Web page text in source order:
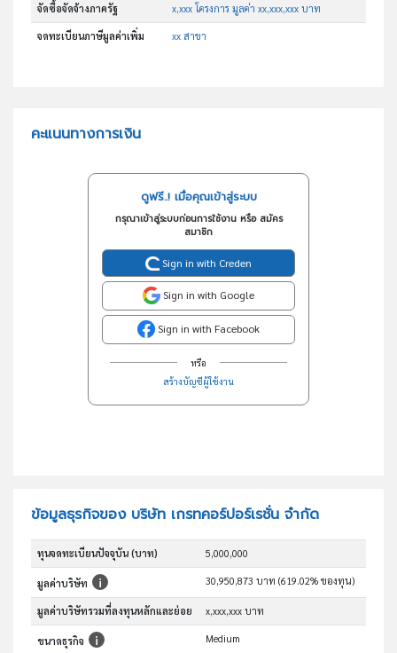
จัดซื้อจัดจ้างภาครัฐ x,xxx โครงการ มูลค่า xx,xxx,xxx บาท
จดทะเบียนภาษีมูลค่าเพิ่ม xx สาขา
คะแนนทางการเงิน
ดูฟรี..! เมื่อคุณเข้าสู่ระบบ
กรุณาเข้าสู่ระบบก่อนการใช้งาน หรือ สมัคร
สมาชิก
Sign in with Creden
Sign in with Google
Sign in with Facebook
หรือ
สร้างบัญชีผู้ใช้งาน
ข้อมูลธุรกิจของ บริษัท เกรทคอร์ปอร์เรชั่น จำกัด
ทุนจดทะเบียนปัจจุบัน (บาท) 5,000,000
มูลค่าบริษัท 30,950,873 บาท (619.02% ของทุน)
มูลค่าบริษัทรวมที่ลงทุนหลักและย่อย x,xxx,xxx บาท
ขนาดธุรกิจ Medium